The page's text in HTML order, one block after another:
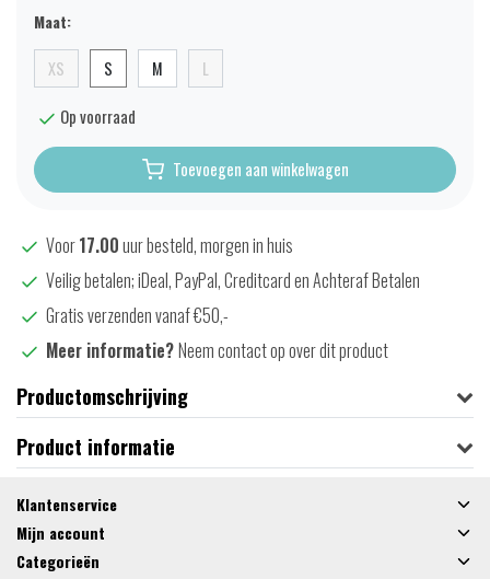
Maat:
XS S M L
Op voorraad
Toevoegen aan winkelwagen
Voor17.00uur besteld, morgen in huis
Veilig betalen; iDeal, PayPal, Creditcard en Achteraf Betalen
Gratis verzenden vanaf €50,-
Meer informatie?Neem contact op over dit product
Productomschrijving
Product informatie
Klantenservice
Mijn account
Categorieën